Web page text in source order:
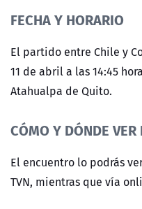
FECHA Y HORARIO
El partido entre Chile y
11 de abril a las 14:45
Atahualpa de Quito.
CÓMO Y DÓNDE
El encuentro lo podrás
TVN, mientras que vía